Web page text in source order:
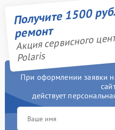
Получите 1500
ремонт
Акция сервисного
Polaris
При оформлении заявки
действует